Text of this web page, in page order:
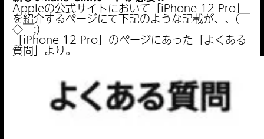
Appleの公式サイトにおいて「iPhone 12 Pro」
を紹介するページにて下記のような記載が、、(￣
◇￣;)
「iPhone 12 Pro」のページにあった「よくある
質問」より。